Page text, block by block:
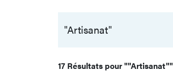
17 Résultats pour""Artisanat""